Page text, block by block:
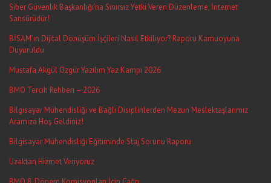
Siber Güvenlik Başkanlığı’na Sınırsız Yetki Veren Düzenleme, İnternet
Sansürüdür!
BİSAM’ın Dijital Dönüşüm İşçileri Nasıl Etkiliyor? Raporu Kamuoyuna
Duyuruldu
Mustafa Akgül Özgür Yazılım Yaz Kampı 2026
BMO Tercih Rehberi – 2026
Bilgisayar Mühendisliği ve Bağlı Disiplinlerden Mezun Meslektaşlarımız
Aramıza Hoş Geldiniz!
Bilgisayar Mühendisliği Eğitiminde Staj Sorunu Raporu
Uzaktan Hizmet Veriyoruz